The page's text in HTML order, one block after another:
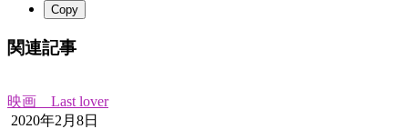
Copy
関連記事
映画 Last lover
2020年2月8日